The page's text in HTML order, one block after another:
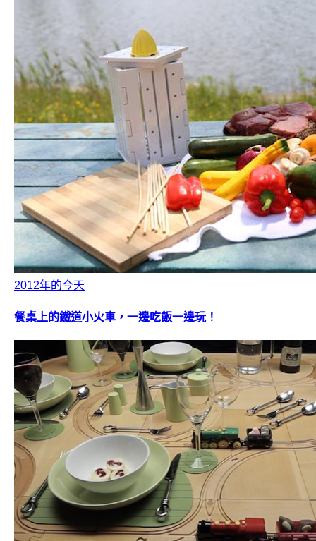
2012年的今天
餐桌上的鐵道小火車，一邊吃飯一邊玩！